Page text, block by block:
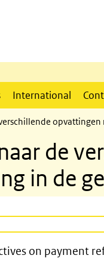
International
de
in de
on payment